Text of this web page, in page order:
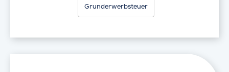
Grunderwerbsteuer